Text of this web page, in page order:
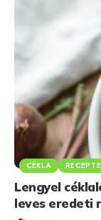
CÉKLA
Lengyel
leves eredeti